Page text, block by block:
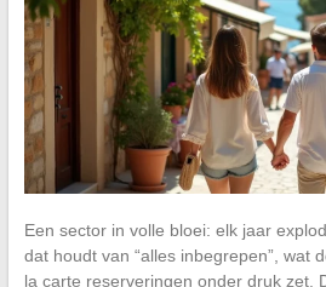
Een sector in volle bloei: elk jaar
dat houdt van “alles inbegrepen”, wat
la carte reserveringen onder druk zet.